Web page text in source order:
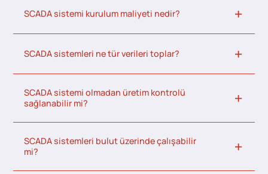
SCADA sistemi kurulum maliyeti nedir?
SCADA sistemleri ne tür verileri toplar?
SCADA sistemi olmadan üretim kontrolü
sağlanabilir mi?
SCADA sistemleri bulut üzerinde çalışabilir
mi?